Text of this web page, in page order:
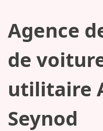
Agence
de
utilitaire
Seynod
Commencez
votre
recherche
pour voir les
proximité